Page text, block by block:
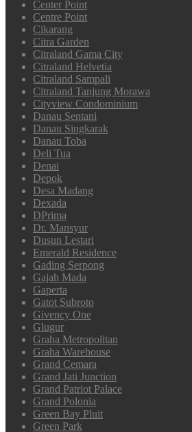
Center Point
Centre Point
Cikarang
Citra Garden
Citraland Gama City
Citraland Helvetia
Citraland Sampali
Citraland Tanjung Morawa
Cityview Condominium
Danau Sentani
Danau Singkarak
Danau Toba
Deli Tua
Denai
Depok
Desa Madang
Dexada
DPrima
Dr. Mansyur
Dusun Lestari
Emerald Residence
Gading Serpong
Gajah Mada
Gaperta
Gatot Subroto
Givency One
Glugur
Graha Metropolitan
Graha Warehouse
Grand Cemara
Grand Jati Junction
Grand Patriot Palace
Grand Polonia
Green Bay Pluit
Green Park